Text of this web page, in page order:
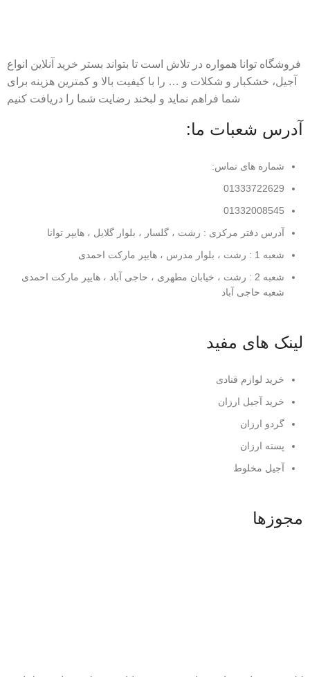
فروشگاه توانا همواره در تلاش است تا بتواند بستر خرید آنلاین انواع
آجیل، خشکبار و شکلات و … را با کیفیت بالا و کمترین هزینه برای
شما فراهم نماید و لبخند رضایت شما را دریافت کنیم
آدرس شعبات ما:
شماره های تماس:
01333722629
01332008545
آدرس دفتر مرکزی : رشت ، گلسار ، بلوار گلایل ، هایپر توانا
شعبه 1 : رشت ، بلوار مدرس ، هایپر مارکت احمدی
شعبه 2 : رشت ، خیابان مطهری ، حاجی آباد ، هایپر مارکت احمدی
شعبه حاجی آباد
لینک های مفید
خرید لوازم قنادی
خرید آجیل ارزان
گردو ارزان
پسته ارزان
آجیل مخلوط
مجوزها